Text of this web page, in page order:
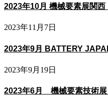
2023年10月 機械要素展関西
2023年11月7日
2023年9月 BATTERY
2023年9月19日
2023年6月 機械要素技術展